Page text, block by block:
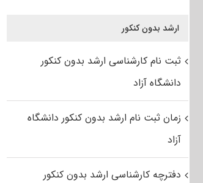
ارشد بدون کنکور
ثبت نام کارشناسی ارشد بدون کنکور
دانشگاه آزاد
زمان ثبت نام ارشد بدون کنکور دانشگاه
آزاد
دفترچه کارشناسی ارشد بدون کنکور